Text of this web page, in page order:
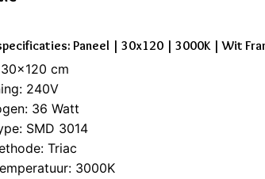
Paneel | 30x120 | 3000K | Wit
cm
240V
36 Watt
SMD 3014
Triac
3000K